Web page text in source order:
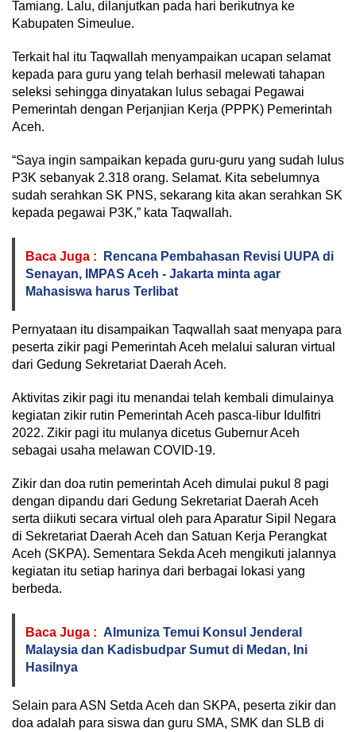
Tamiang. Lalu, dilanjutkan pada hari berikutnya ke
Kabupaten Simeulue.
Terkait hal itu Taqwallah menyampaikan ucapan selamat
kepada para guru yang telah berhasil melewati tahapan
seleksi sehingga dinyatakan lulus sebagai Pegawai
Pemerintah dengan Perjanjian Kerja (PPPK) Pemerintah
Aceh.
“Saya ingin sampaikan kepada guru-guru yang sudah lulus
P3K sebanyak 2.318 orang. Selamat. Kita sebelumnya
sudah serahkan SK PNS, sekarang kita akan serahkan SK
kepada pegawai P3K,” kata Taqwallah.
Baca Juga :
Rencana Pembahasan Revisi UUPA di
Senayan, IMPAS Aceh - Jakarta minta agar
Mahasiswa harus Terlibat
Pernyataan itu disampaikan Taqwallah saat menyapa para
peserta zikir pagi Pemerintah Aceh melalui saluran virtual
dari Gedung Sekretariat Daerah Aceh.
Aktivitas zikir pagi itu menandai telah kembali dimulainya
kegiatan zikir rutin Pemerintah Aceh pasca-libur Idulfitri
2022. Zikir pagi itu mulanya dicetus Gubernur Aceh
sebagai usaha melawan COVID-19.
Zikir dan doa rutin pemerintah Aceh dimulai pukul 8 pagi
dengan dipandu dari Gedung Sekretariat Daerah Aceh
serta diikuti secara virtual oleh para Aparatur Sipil Negara
di Sekretariat Daerah Aceh dan Satuan Kerja Perangkat
Aceh (SKPA). Sementara Sekda Aceh mengikuti jalannya
kegiatan itu setiap harinya dari berbagai lokasi yang
berbeda.
Baca Juga : Almuniza Temui Konsul Jenderal
Malaysia dan Kadisbudpar Sumut di Medan, Ini
Hasilnya
Selain para ASN Setda Aceh dan SKPA, peserta zikir dan
doa adalah para siswa dan guru SMA, SMK dan SLB di